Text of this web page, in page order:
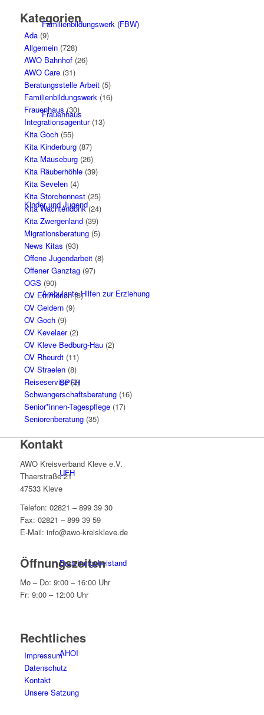
Familienbildungswerk (FBW)
Frauenhaus
Kinder und Jugend
Ambulante Hilfen zur Erziehung
SPFH
UFH
Erziehungsbeistand
AHOI
Kategorien
Ada(9)
Allgemein(728)
AWO Bahnhof(26)
AWO Care(31)
Beratungsstelle Arbeit(5)
Familienbildungswerk(16)
Frauenhaus (30)
Integrationsagentur(13)
Kita Goch(55)
Kita Kinderburg(87)
Kita Mäuseburg(26)
Kita Räuberhöhle(39)
Kita Sevelen(4)
Kita Storchennest(25)
Kita Wachtendonk(24)
Kita Zwergenland(39)
Migrationsberatung(5)
News Kitas (93)
Offene Jugendarbeit(8)
Offener Ganztag(97)
OGS (90)
OV Emmerich(3)
OV Geldern(9)
OV Goch(9)
OV Kevelaer(2)
OV Kleve Bedburg-Hau(2)
OV Rheurdt(11)
OV Straelen(8)
Reiseservice(2)
Schwangerschaftsberatung(16)
Senior*innen-Tagespflege(17)
Seniorenberatung(35)
Kontakt
AWO Kreisverband Kleve e.V.
Thaerstraße 21
47533 Kleve
Telefon: 02821 – 899 39 30
Fax: 02821 – 899 39 59
E-Mail: info@awo-kreiskleve.de
Öffnungszeiten
Mo – Do: 9:00 – 16:00 Uhr
Fr: 9:00 – 12:00 Uhr
Rechtliches
Impressum
Datenschutz
Kontakt
Unsere Satzung